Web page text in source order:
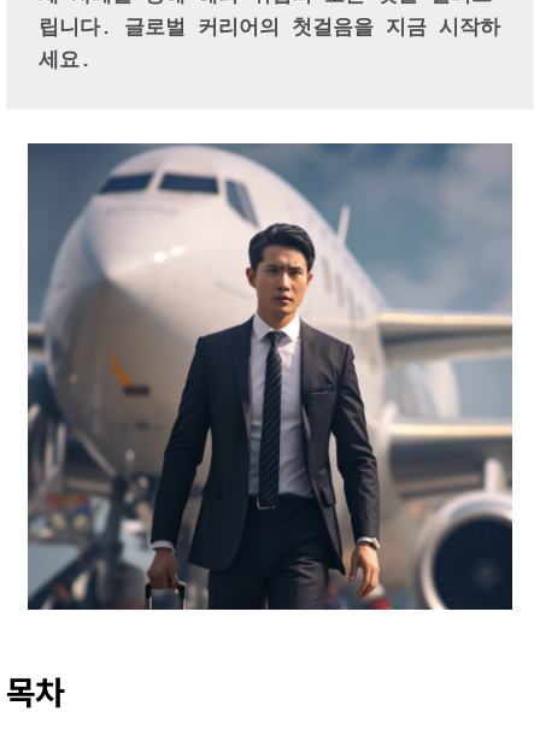
립니다. 글로벌 커리어의 첫걸음을 지금 시작하
세요.
목차